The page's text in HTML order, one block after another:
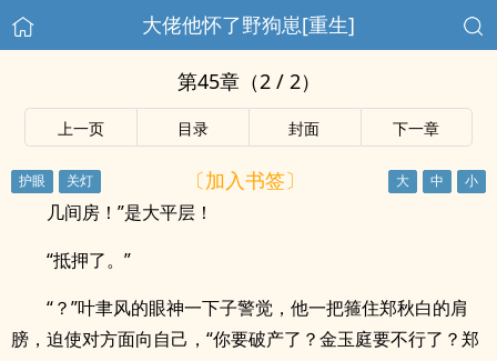
大佬他怀了野狗崽[重生]
第45章（2 / 2）
上一页 目录 封面 下一章
〔加入书签〕
几间房！”是大平层！
“抵押了。”
“？”叶聿风的眼神一下子警觉，他一把箍住郑秋白的肩
膀，迫使对方面向自己，“你要破产了？金玉庭要不行了？郑